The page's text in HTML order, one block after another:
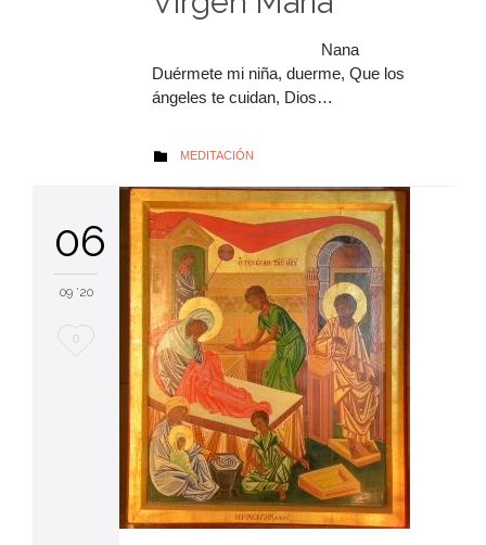
Nana
Duérmete mi niña, duerme, Que los
ángeles te cuidan, Dios…
 AUTOR
MEDITACIÓN
06
09 '20
Me
0